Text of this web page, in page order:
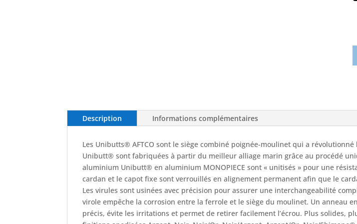
Description Informations complémentaires
Les Unibutts® AFTCO sont le siège combiné poignée-moulinet qui a
Unibutt® sont fabriquées à partir du meilleur alliage marin grâce au procédé
aluminium Unibutt® en aluminium MONOPIECE sont « unitisés » pour une
cardan et le capot fixe sont verrouillés en alignement permanent afin que le
Les virules sont usinées avec précision pour assurer une interchangeabilité
virole empêche la corrosion entre la ferrole et le siège du moulinet. Un anneau
précis, évite les irritations et permet de retirer facilement l’écrou. Plus solides,